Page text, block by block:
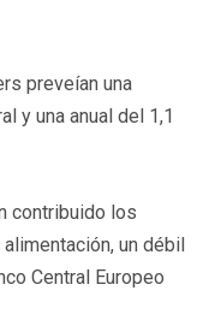
preveían una
y una anual del 1,1
contribuido los
un débil
Central Europeo